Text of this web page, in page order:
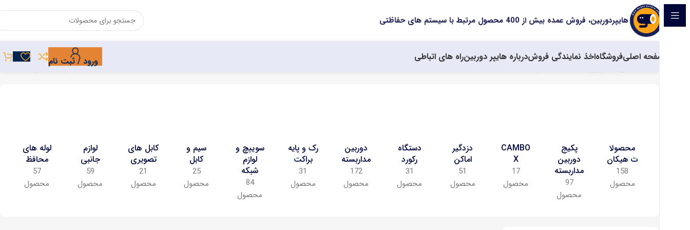
هایپردوربین، فروش عمده بیش از 400 محصول مرتبط با سیستم های حفاظتی
صفحه اصلیفروشگاهاخذ نمایندگی فروشدرباره هایپر دوربینراه های اتباطی ورود / ثبت نام
نمایش 1–24 از 135 نتیجه
محصولا
ت هیکان
158
محصول
پکیج
دوربین
مداربسته
97
محصول
CAMBO
X
17
محصول
دزدگیر
اماکن
51
محصول
دستگاه
رکورد
31
محصول
دوربین
مداربسته
172
محصول
رک و پایه
براکت
31
محصول
سوییچ و
لوازم
شبکه
84
محصول
سیم و
کابل
25
محصول
کابل های
تصویری
21
محصول
لوازم
جانبی
59
محصول
لوله های
محافظ
57
محصول